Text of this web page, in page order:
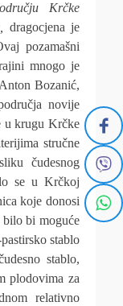
Krčke
dragocjena je
pozamašni
mnogo je
Bozanić,
novije
u krugu Krčke
stručne
čudesnog
se u Krčkoj
koje donosi
bi moguće
stablo
stablo,
plodovima za
relativno